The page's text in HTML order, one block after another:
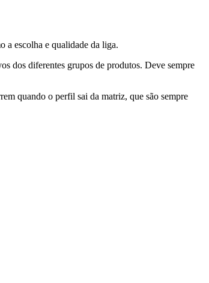
a escolha e qualidade da liga.
dos diferentes grupos de produtos. Deve sempre
quando o perfil sai da matriz, que são sempre